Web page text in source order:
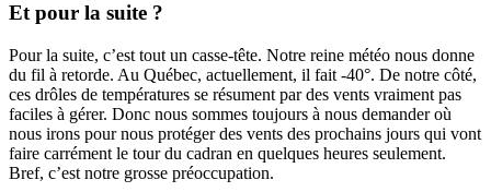
Et pour la suite ?
Pour la suite, c’est tout un casse-tête. Notre reine météo nous donne
du fil à retorde. Au Québec, actuellement, il fait -40°. De notre côté,
ces drôles de températures se résument par des vents vraiment pas
faciles à gérer. Donc nous sommes toujours à nous demander où
nous irons pour nous protéger des vents des prochains jours qui vont
faire carrément le tour du cadran en quelques heures seulement.
Bref, c’est notre grosse préoccupation.